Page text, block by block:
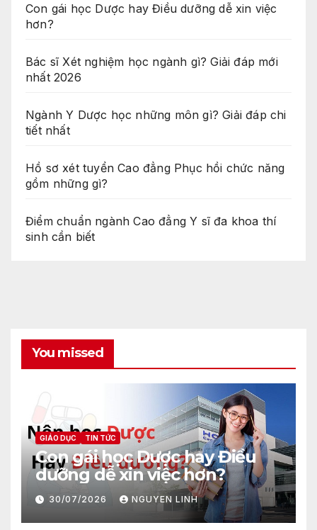
Con gái học Dược hay Điều dưỡng dễ xin việc
hơn?
Bác sĩ Xét nghiệm học ngành gì? Giải đáp mới
nhất 2026
Ngành Y Dược học những môn gì? Giải đáp chi
tiết nhất
Hồ sơ xét tuyển Cao đẳng Phục hồi chức năng
gồm những gì?
Điểm chuẩn ngành Cao đẳng Y sĩ đa khoa thí
sinh cần biết
You missed
GIÁO DỤC TIN TỨC
Con gái học Dược hay Điều
dưỡng dễ xin việc hơn?
30/07/2026 NGUYEN LINH